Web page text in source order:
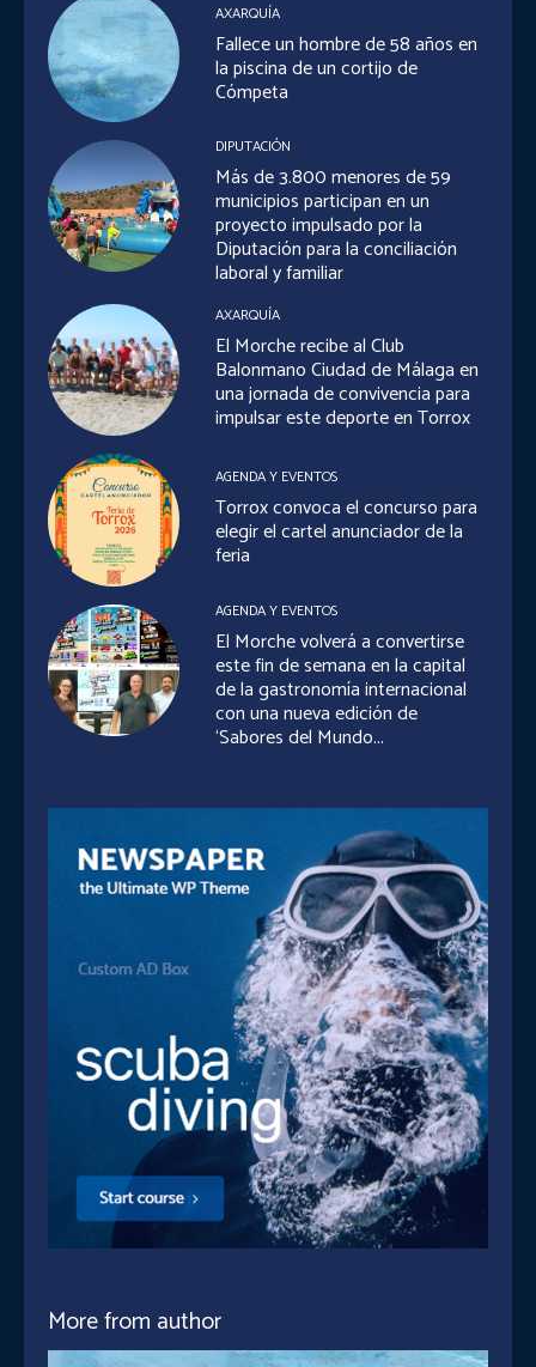
AXARQUÍA
Fallece un hombre de 58 años en
la piscina de un cortijo de
Cómpeta
DIPUTACIÓN
Más de 3.800 menores de 59
municipios participan en un
proyecto impulsado por la
Diputación para la conciliación
laboral y familiar
AXARQUÍA
El Morche recibe al Club
Balonmano Ciudad de Málaga en
una jornada de convivencia para
impulsar este deporte en Torrox
AGENDA Y EVENTOS
Torrox convoca el concurso para
elegir el cartel anunciador de la
feria
AGENDA Y EVENTOS
El Morche volverá a convertirse
este fin de semana en la capital
de la gastronomía internacional
con una nueva edición de
‘Sabores del Mundo...
More from author